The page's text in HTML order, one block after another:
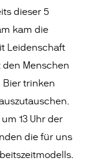
dieser 5
kam die
Leidenschaft
Menschen
Bier trinken
13 Uhr der
die für uns